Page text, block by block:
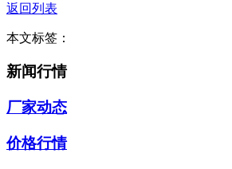
返回列表
本文标签：
新闻行情
厂家动态
价格行情